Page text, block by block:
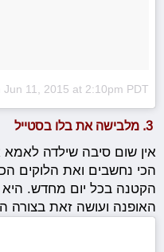
Jun 11, 2015 at 2:10pm PDT
3. מלבישה את בלו בסטייל
אין שום סיבה שילדה
הכי נחשבים ואת הלוקים
הקטנה בכל יום מחדש.
האופנה ועושה זאת בצורה